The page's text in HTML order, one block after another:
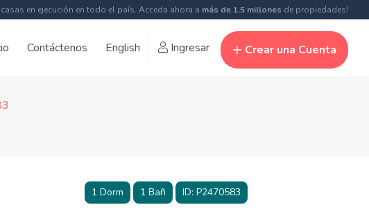
en ejecución en todo el país. Acceda ahora a más de 1.5 millones de propiedades!
Contáctenos English Ingresar Crear una Cuenta
1Dorm 1Bañ ID: P2470583